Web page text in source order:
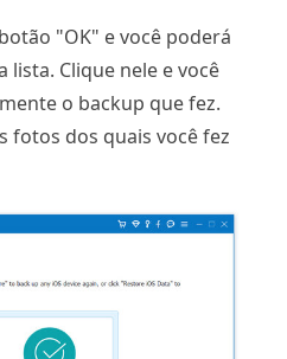
"OK" e você poderá
Clique nele e você
o backup que fez.
fotos dos quais você fez